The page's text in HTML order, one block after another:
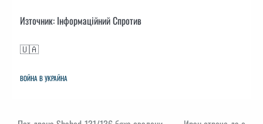
Източник: Інформаційний Спротив
🇺🇦
ВОЙНА В УКРАЙНА